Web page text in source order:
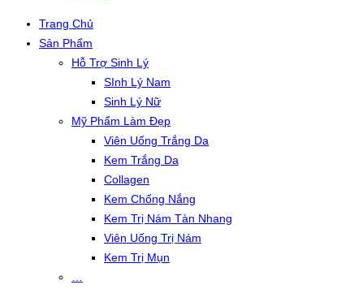
Trang Chủ
Sản Phẩm
Hỗ Trợ Sinh Lý
SInh Lý Nam
Sinh Lý Nữ
Mỹ Phẩm Làm Đẹp
Viên Uống Trắng Da
Kem Trắng Da
Collagen
Kem Chống Nắng
Kem Trị Nám Tàn Nhang
Viên Uống Trị Nám
Kem Trị Mụn